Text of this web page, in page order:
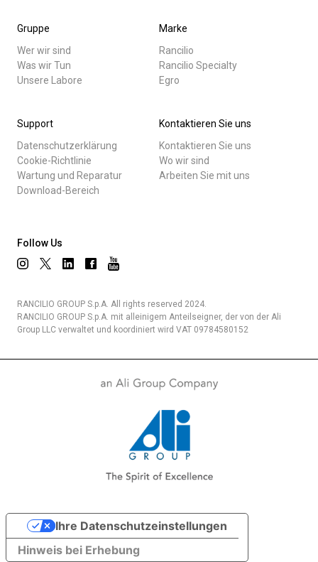
Gruppe
Wer wir sind
Was wir Tun
Unsere Labore
Marke
Rancilio
Rancilio Specialty
Egro
Support
Datenschutzerklärung
Cookie-Richtlinie
Wartung und Reparatur
Download-Bereich
Kontaktieren Sie uns
Kontaktieren Sie uns
Wo wir sind
Arbeiten Sie mit uns
Follow Us
RANCILIO GROUP S.p.A. All rights reserved 2024.
RANCILIO GROUP S.p.A. mit alleinigem Anteilseigner, der von der Ali
Group LLC verwaltet und koordiniert wird VAT 09784580152
Hinweis bei Erhebung
Ihre Datenschutzeinstellungen